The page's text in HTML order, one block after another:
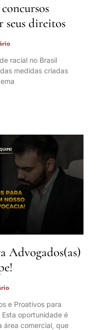
seus direitos
racial no Brasil
medidas criadas
Advogados(as)
e Proativos para
oportunidade é
área comercial, que